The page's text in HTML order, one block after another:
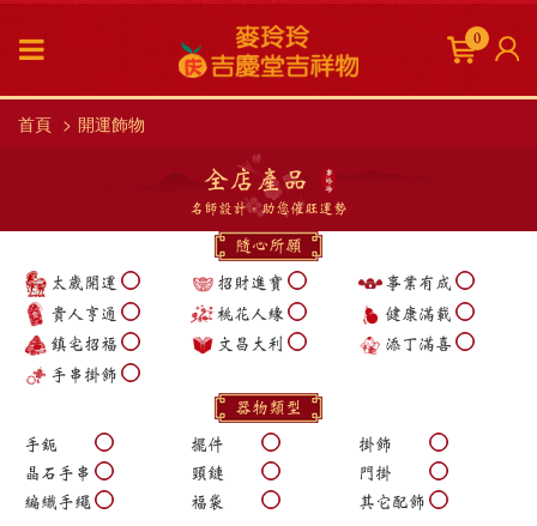
0
首頁 開運飾物
全店產品
名師設計，助您催旺運勢
隨心所願
太歲開運
招財進寶
事業有成
貴人亨通
桃花人緣
健康滿載
鎮宅招福
文昌大利
添丁滿喜
手串掛飾
器物類型
手鈪
擺件
掛飾
晶石手串
頸鏈
門掛
編織手繩
福袋 其它配飾